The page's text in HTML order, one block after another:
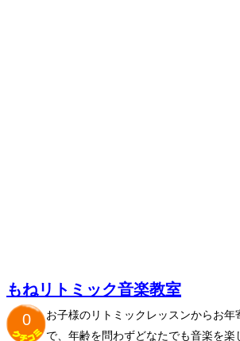
もねリトミック音楽教室
0
お子様のリトミックレッスンからお年
で、年齢を問わずどなたでも音楽を